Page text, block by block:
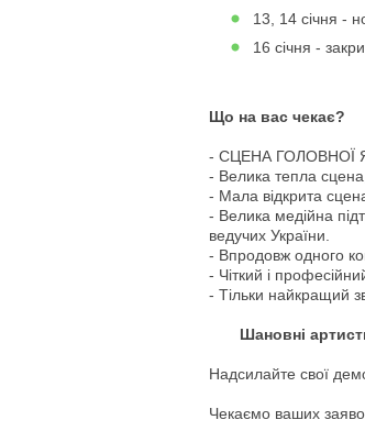
13, 14 січня -
16 січня -
Що на вас чекає?
- СЦЕНА ГОЛОВНОЇ
- Велика тепла
- Мала відкрита
- Велика медійна
ведучих України.
- Впродовж одного
- Чіткий і
- Тільки найкращий
Шановні
Надсилайте свої
Чекаємо ваших